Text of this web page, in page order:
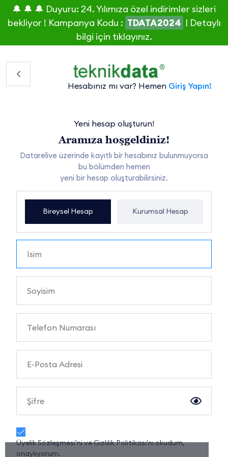
🔔 🔔 🔔 Duyuru: 24. Yılımıza özel indirimler sizleri
bekliyor ! Kampanya Kodu : TDATA2024 | Detaylı
bilgi için tıklayınız.
Hesabınız mı var? Hemen Giriş Yapın!
Yeni hesap oluşturun!
Aramıza hoşgeldiniz!
Datarelive üzerinde kayıtlı bir hesabınız bulunmuyorsa
bu bölümden hemen
yeni bir hesap oluşturabilirsiniz.
Bireysel Hesap Kurumsal Hesap
Üyelik Sözleşmesi'ni veGizlilik Politikası'nı okudum,
onaylıyorum.